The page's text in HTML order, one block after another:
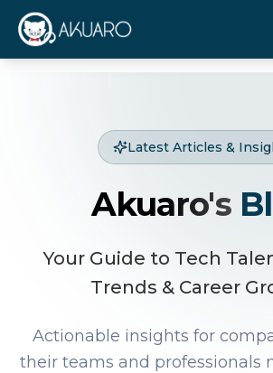
Latest Articles &
Akuaro's
Your Guide to Tech
Trends & Career
Actionable insights for
their teams and professionals